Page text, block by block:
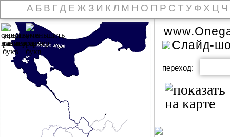
А Б В Г Д Е Ж З И К Л М Н О П Р С Т У Ф Х Ц Ч
Слайд-
переход: